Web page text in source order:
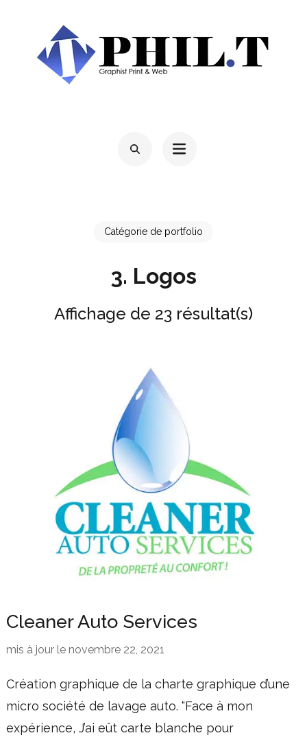
contenu
Catégorie de portfolio
3. Logos
Affichage de 23 résultat(s)
Cleaner Auto Services
mis à jour le novembre 22, 2021
Création graphique de la charte graphique d’une
micro société de lavage auto. “Face à mon
expérience, J’ai eût carte blanche pour